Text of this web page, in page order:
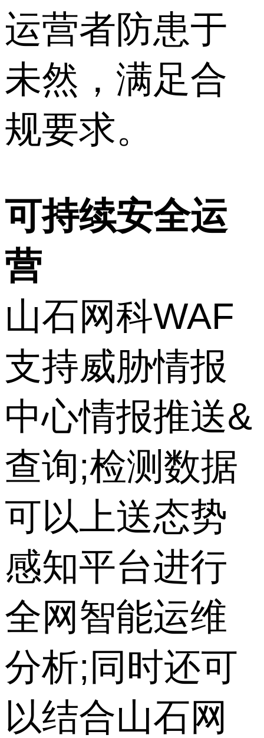
运营者防患于
未然，满足合
规要求。
可持续安全运
营
山石网科WAF
支持威胁情报
中心情报推送&
查询;检测数据
可以上送态势
感知平台进行
全网智能运维
分析;同时还可
以结合山石网